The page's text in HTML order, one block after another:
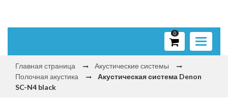
Toggle
0
Главная страница
Акустические системы
Полочная акустика
Акустическая система Denon
SC-N4 black